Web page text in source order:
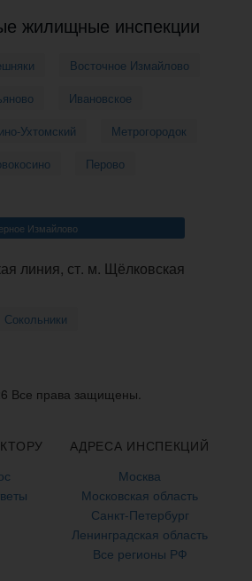
жилищные инспекции
Восточное Измайлово
Ивановское
Ухтомский
Метрогородок
Перово
Измайлово
линия, ст. м. Щёлковская
Сокольники
Все права защищены.
АДРЕСА ИНСПЕКЦИЙ
Москва
Московская область
Санкт-Петербург
Ленинградская область
Все регионы РФ